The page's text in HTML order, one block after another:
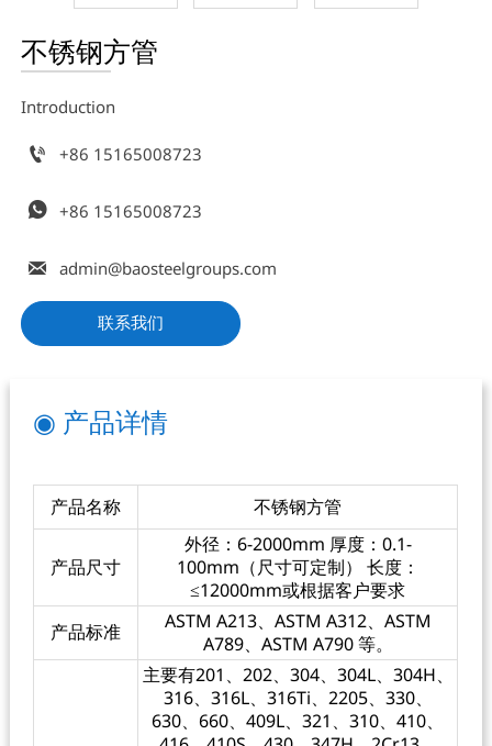
不锈钢方管
Introduction
 +86 15165008723
 +86 15165008723
 admin@baosteelgroups.com
联系我们
◉ 产品详情
产品名称 不锈钢方管
产品尺寸
外径：6-2000mm 厚度：0.1-
100mm（尺寸可定制） 长度：
≤12000mm或根据客户要求
产品标准
ASTM A213、ASTM A312、ASTM
A789、ASTM A790 等。
主要有201、202、304、304L、304H、
316、316L、316Ti、2205、330、
630、660、409L、321、310、410、